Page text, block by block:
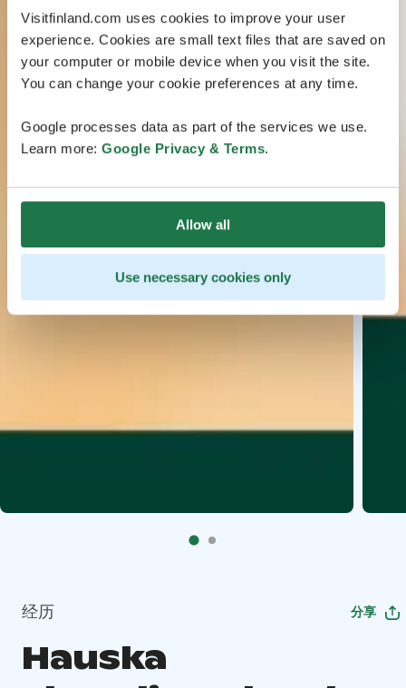
Visitfinland.com uses cookies to improve your user
experience. Cookies are small text files that are saved on
your computer or mobile device when you visit the site.
You can change your cookie preferences at any time.
Google processes data as part of the services we use.
Learn more: Google Privacy & Terms.
Allow all
Use necessary cookies only
经历 分享
Hauska